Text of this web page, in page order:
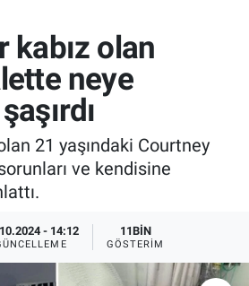
kabız olan
neye
21 yaşındaki Courtney
ve kendisine
- 14:12 11BIN
GÖSTERIM
Evrenive Fikstür